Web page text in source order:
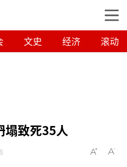
文史 经济 滚动
塌致死35人